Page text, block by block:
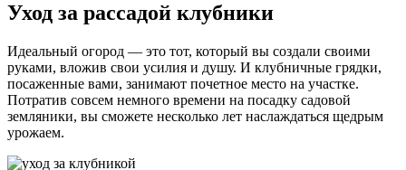
Уход за рассадой клубники
Идеальный огород — это тот, который вы создали своими
руками, вложив свои усилия и душу. И клубничные грядки,
посаженные вами, занимают почетное место на участке.
Потратив совсем немного времени на посадку садовой
земляники, вы сможете несколько лет наслаждаться щедрым
урожаем.